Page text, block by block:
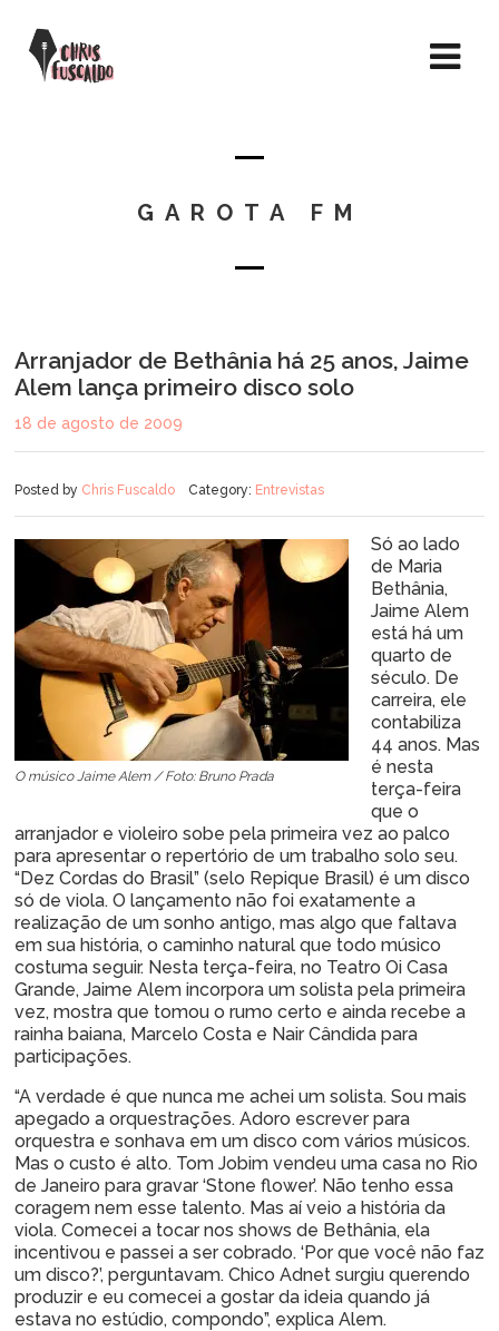
GAROTA FM
Arranjador de Bethânia há 25 anos, Jaime
Alem lança primeiro disco solo
18 de agosto de 2009
Posted by Chris Fuscaldo Category: Entrevistas
O músico Jaime Alem / Foto: Bruno Prada
Só ao lado
de Maria
Bethânia,
Jaime Alem
está há um
quarto de
século. De
carreira, ele
contabiliza
44 anos. Mas
é nesta
terça-feira
que o
arranjador e violeiro sobe pela primeira vez ao palco
para apresentar o repertório de um trabalho solo seu.
“Dez Cordas do Brasil” (selo Repique Brasil) é um disco
só de viola. O lançamento não foi exatamente a
realização de um sonho antigo, mas algo que faltava
em sua história, o caminho natural que todo músico
costuma seguir. Nesta terça-feira, no Teatro Oi Casa
Grande, Jaime Alem incorpora um solista pela primeira
vez, mostra que tomou o rumo certo e ainda recebe a
rainha baiana, Marcelo Costa e Nair Cândida para
participações.
“A verdade é que nunca me achei um solista. Sou mais
apegado a orquestrações. Adoro escrever para
orquestra e sonhava em um disco com vários músicos.
Mas o custo é alto. Tom Jobim vendeu uma casa no Rio
de Janeiro para gravar ‘Stone flower’. Não tenho essa
coragem nem esse talento. Mas aí veio a história da
viola. Comecei a tocar nos shows de Bethânia, ela
incentivou e passei a ser cobrado. ‘Por que você não faz
um disco?’, perguntavam. Chico Adnet surgiu querendo
produzir e eu comecei a gostar da ideia quando já
estava no estúdio, compondo”, explica Alem.